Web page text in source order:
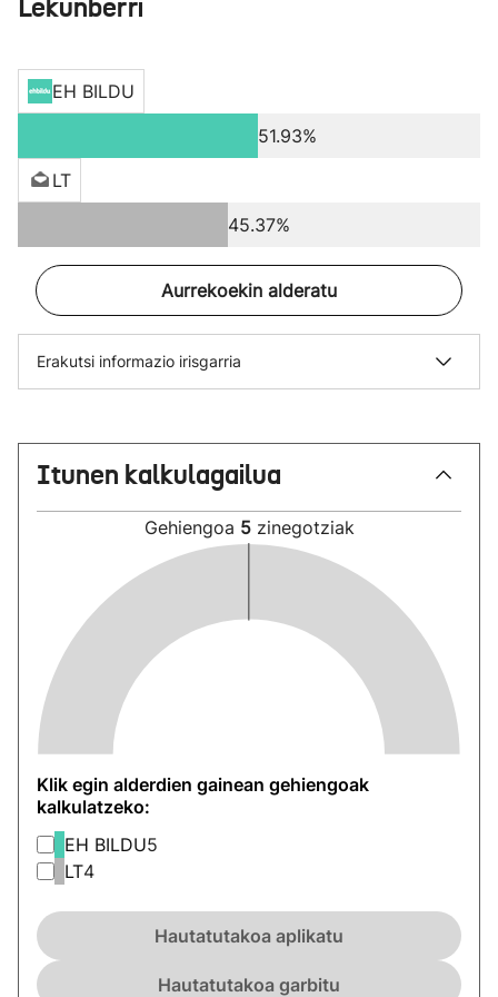
Lekunberri
EH BILDU
51.93%
LT
45.37%
Aurrekoekin alderatu
Erakutsi informazio irisgarria
Itunen kalkulagailua
Gehiengoa 5 zinegotziak
Klik egin alderdien gainean gehiengoak
kalkulatzeko:
EH BILDU5
LT4
Hautatutakoa aplikatu
Hautatutakoa garbitu